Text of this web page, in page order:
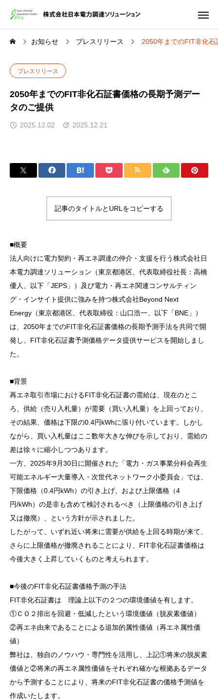
お知らせ プレスリリース 2050年までのFIT非化
プレスリリース
2050年までのFIT非化石証書価格の長期予測デー
タのご提供
2025.12.02 2025.12.21
記事のタイトルとURLをコピーする
■概要
法人向けに電力契約・再エネ調達の仲介・支援を行う株式会社日
本電力調達ソリューション（東京都港区、代表取締役社長：高橋
優人、以下「JEPS」）及び電力・再エネ関連コンサルティン
グ・インサイト提供に強みを持つ株式会社Beyond Next
Energy（東京都港区、代表取締役：山口浩一、以下「BNE」）
は、2050年までのFIT非化石証書価格の長期予測手法を共同で開
発し、FIT非化石証書予測価格データ提供サービスを開始しまし
た。
■背景
再エネ取引市場におけるFIT非化石証書の需給は、現在のとこ
ろ、供給（売り入札量）が需要（買い入札量）を上回っており、
その結果、価格は下限の0.4円kWhに張り付いています。しかし
ながら、買い入札量はここ数年大きな伸びを示しており、需給の
差は徐々に縮小しつつあります。
一方、2025年9月30日に開催された「電力・ガス事業分科会再生
可能エネルギー大量導入・次世代ネットワーク小委員会」では、
下限価格（0.4円kWh）の引き上げ、および上限価格（4
円/kWh）の是非も含めて検討されるべき（上限価格の引き上げ
又は撤廃）、という方針が示されました。
したがって、いずれ近い将来に需要が供給を上回る時期が来て、
さらに上限価格が撤廃されることにより、FIT非化石証書価格は
今後大きく上昇していくものと考えられます。
■今後のFIT非化石証書価格予測の手法
FIT非化石証書は 理論上以下の２つの環境価値を有します。
①ＣＯ２排出を回避・低減したという環境価値（脱炭素価値）
②再エネ由来であることによる追加的属性価値（再エネ属性価
値）
弊社は、独自のノウハウ・専門性を活用し、上記①将来の脱炭素
価値と②将来の再エネ属性価値をそれぞれ確かな根拠あるデータ
から予測することにより、将来のFIT非化石証書の価格予測値を
作成いたします。